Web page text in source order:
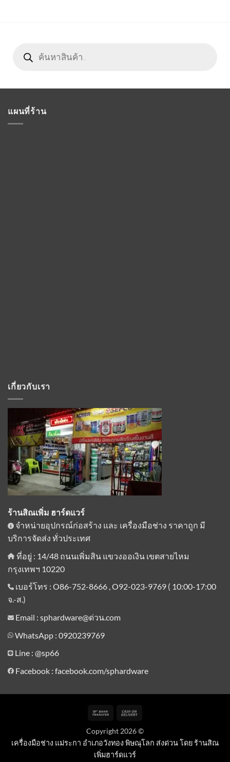
search
แผนที่ร้าน
เกี่ยวกับเรา
ร้านสิณเพิ่ม ฮาร์ดแวร์
จำหน่ายอุปกรณ์ก่อสร้าง และ เครื่องมือช่าง ราคาถูก มี
บริการจัดส่ง ทั่วประเทศ
ที่อยู่ : 14/48 ถนนเพิ่มสิน แขวงออเงิน เขตสายไหม
กรุงเทพฯ 10220
เบอร์โทร : O86-752-8666 , O92-023-9769 ( 10:00-17:00
จ.-ส.)
Email : sphardware@ด่วน.com
WhatsApp : 0920239769
Line : @sp66
Facebook : facebook.com/sphardware
Bank
Delivery
Copyright 2026 ©
เครื่องมือช่าง แม่ระกา อำเภอวังทอง พิษณุโลก ส่งด่วน โดย ร้านสิณ
เพิ่มฮาร์ดแวร์